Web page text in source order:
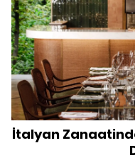
İtalyan